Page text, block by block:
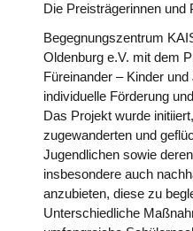
Die Preisträgerinnen und
Begegnungszentrum
Oldenburg e.V. mit dem
Füreinander – Kinder
individuelle Förderung
Das Projekt wurde
zugewanderten und
Jugendlichen sowie
insbesondere auch
anzubieten, diese zu
Unterschiedliche